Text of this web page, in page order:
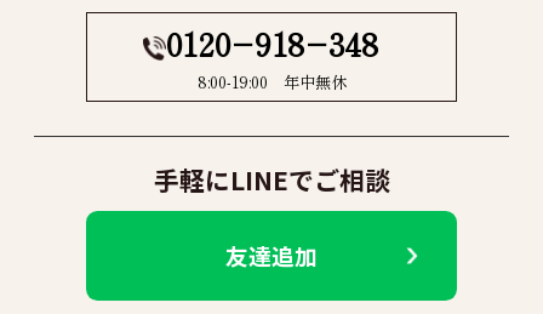
0120−918−348
8:00-19:00 年中無休
手軽にLINEでご相談
友達追加